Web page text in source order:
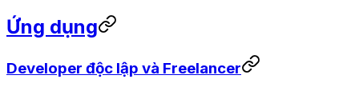
Ứng dụng
Developer độc lập và Freelancer